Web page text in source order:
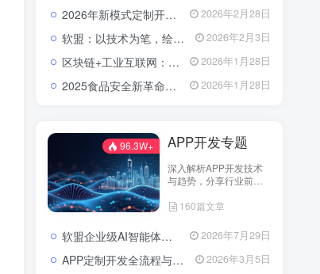
2026年新模式定制开发找谁？软盟科技——数字化转型的可靠伙伴 2026年2月28日
软盟：以技术为笔，绘就数字经济新蓝图——全栈开发服务赋能企业数字化转型 2026年2月3日
区块链+工业互联网：青岛港无纸化提货的数字化革新路径 2026年1月28日
2025食品安全新革命：AI+区块链，重塑农产品信任链 2026年1月28日
96.3W+ APP开发专题
深入解析APP开发技术
与趋势，分享行业前沿
打造卓越应用，引领市
160篇文章
软盟企业级AI智能体定制开发业务全景：从技术交付到场景价值落地 2026年7月29日
APP定制开发全流程与成本解析：从需求到落地的系统性攻略 2026年3月5日